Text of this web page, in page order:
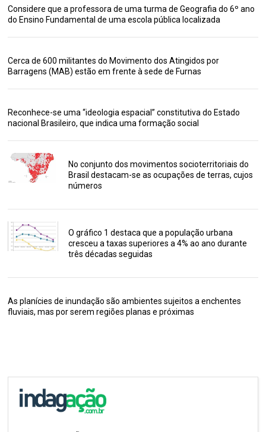
Considere que a professora de uma turma de Geografia do 6º ano
do Ensino Fundamental de uma escola pública localizada
Cerca de 600 militantes do Movimento dos Atingidos por
Barragens (MAB) estão em frente à sede de Furnas
Reconhece-se uma “ideologia espacial” constitutiva do Estado
nacional Brasileiro, que indica uma formação social
No conjunto dos movimentos socioterritoriais do
Brasil destacam-se as ocupações de terras, cujos
números
O gráfico 1 destaca que a população urbana
cresceu a taxas superiores a 4% ao ano durante
três décadas seguidas
As planícies de inundação são ambientes sujeitos a enchentes
fluviais, mas por serem regiões planas e próximas